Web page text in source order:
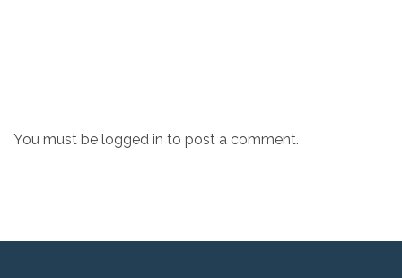
You must be logged in to post a comment.